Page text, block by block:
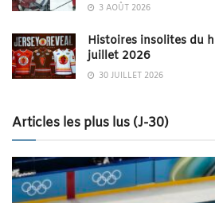
3 AOÛT 2026
Histoires insolites du
juillet 2026
30 JUILLET 2026
Articles les plus lus (J-30)